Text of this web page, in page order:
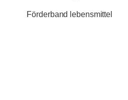
Förderband lebensmittel